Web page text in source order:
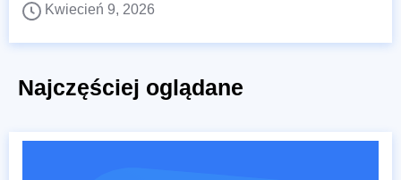
Kwiecień 9, 2026
Najczęściej oglądane